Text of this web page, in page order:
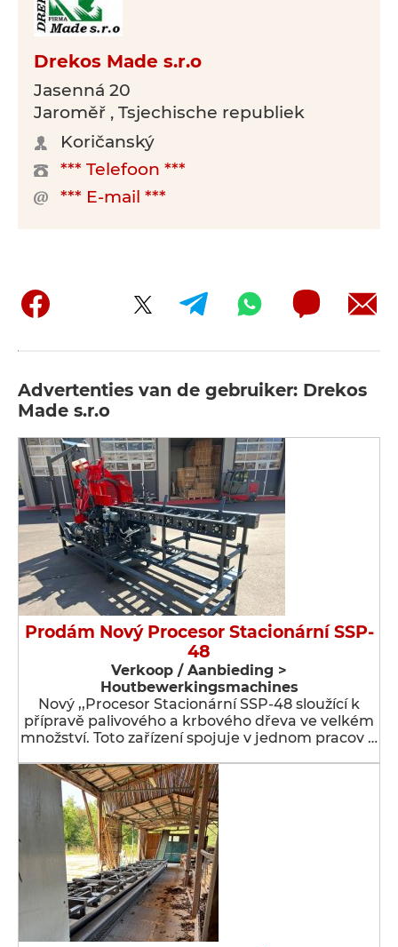
Drekos Made s.r.o
Jasenná 20
Jaroměř , Tsjechische republiek
Koričanský
*** Telefoon ***
*** E-mail ***
Advertenties van de gebruiker: Drekos
Made s.r.o
Prodám Nový Procesor Stacionární SSP-
48
Verkoop / Aanbieding >
Houtbewerkingsmachines
Nový ,,Procesor Stacionární SSP-48 sloužící k
přípravě palivového a krbového dřeva ve velkém
množství. Toto zařízení spojuje v jednom pracov …